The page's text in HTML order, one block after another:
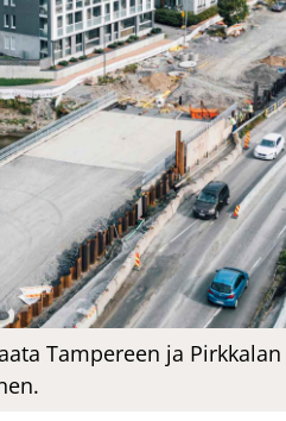
Tampereen ja Pirkkalan